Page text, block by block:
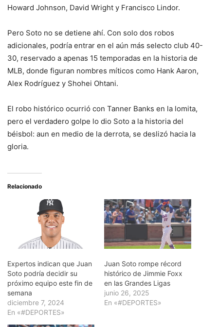
Howard Johnson, David Wright y Francisco Lindor.
Pero Soto no se detiene ahí. Con solo dos robos
adicionales, podría entrar en el aún más selecto club 40-
30, reservado a apenas 15 temporadas en la historia de
MLB, donde figuran nombres míticos como Hank Aaron,
Alex Rodríguez y Shohei Ohtani.
El robo histórico ocurrió con Tanner Banks en la lomita,
pero el verdadero golpe lo dio Soto a la historia del
béisbol: aun en medio de la derrota, se deslizó hacia la
gloria.
Relacionado
Expertos indican que Juan
Soto podría decidir su
próximo equipo este fin de
semana
diciembre 7, 2024
En «#DEPORTES»
Juan Soto rompe récord
histórico de Jimmie Foxx
en las Grandes Ligas
junio 26, 2025
En «#DEPORTES»